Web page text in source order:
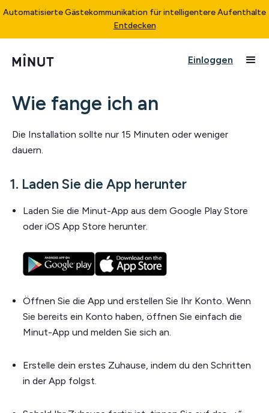
Automatisierte Gästekommunikation für intelligentere Aufenthalte
Entdecken
Einloggen
Wie fange ich an
Die Installation sollte nur 15 Minuten oder weniger
dauern.
1. Laden Sie die App herunter
Laden Sie die Minut-App aus dem Google Play Store
oder iOS App Store herunter.
Öffnen Sie die App und erstellen Sie Ihr Konto. Wenn
Sie bereits ein Konto haben, öffnen Sie einfach die
Minut-App und melden Sie sich an.
Erstelle dein erstes Zuhause, indem du den Schritten
in der App folgst.